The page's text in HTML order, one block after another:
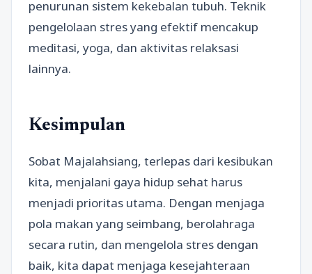
penurunan sistem kekebalan tubuh. Teknik
pengelolaan stres yang efektif mencakup
meditasi, yoga, dan aktivitas relaksasi
lainnya.
Kesimpulan
Sobat Majalahsiang, terlepas dari kesibukan
kita, menjalani gaya hidup sehat harus
menjadi prioritas utama. Dengan menjaga
pola makan yang seimbang, berolahraga
secara rutin, dan mengelola stres dengan
baik, kita dapat menjaga kesejahteraan